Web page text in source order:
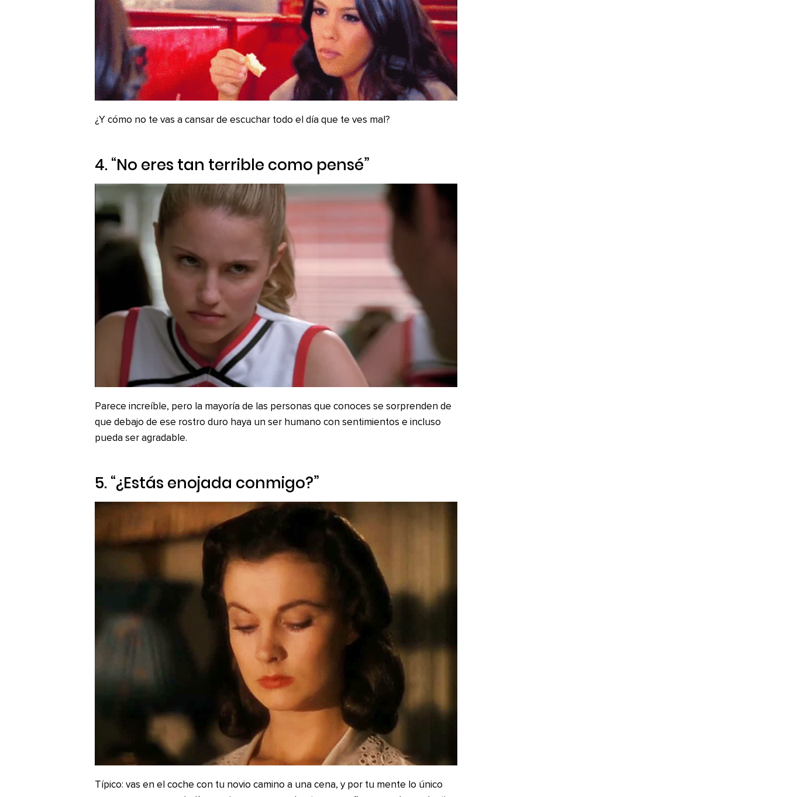
¿Y cómo no te vas a cansar de escuchar todo el día que te ves mal?
4. “No eres tan terrible como pensé”
Parece increíble, pero la mayoría de las personas que conoces se sorprenden de
que debajo de ese rostro duro haya un ser humano con sentimientos e incluso
pueda ser agradable.
5. “¿Estás enojada conmigo?”
Típico: vas en el coche con tu novio camino a una cena, y por tu mente lo único